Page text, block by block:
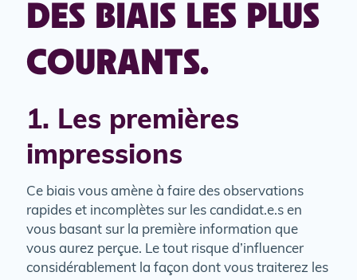
DES BIAIS LES PLUS
COURANTS.
1. Les premières
impressions
Ce biais vous amène à faire des observations
rapides et incomplètes sur les candidat.e.s en
vous basant sur la première information que
vous aurez perçue. Le tout risque d’influencer
considérablement la façon dont vous traiterez les